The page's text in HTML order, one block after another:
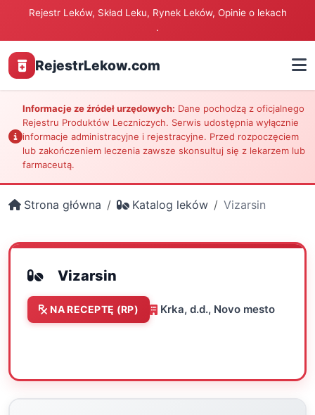
Rejestr Leków, Skład Leku, Rynek Leków, Opinie o lekach
.
RejestrLekow.com
Informacje ze źródeł urzędowych: Dane pochodzą z oficjalnego
Rejestru Produktów Leczniczych. Serwis udostępnia wyłącznie
informacje administracyjne i rejestracyjne. Przed rozpoczęciem
lub zakończeniem leczenia zawsze skonsultuj się z lekarzem lub
farmaceutą.
Strona główna Katalog leków Vizarsin
Vizarsin
NA RECEPTĘ (RP) Krka, d.d., Novo mesto